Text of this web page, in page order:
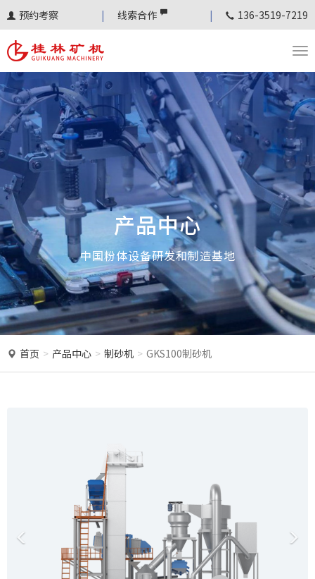
预约考察 线索合作 136-3519-7219
T
o
g
g
l
e
n
a
v
i
g
a
t
i
o
产品中心
中国粉体设备研发和制造基地
首页 产品中心 制砂机 GKS100制砂机
o